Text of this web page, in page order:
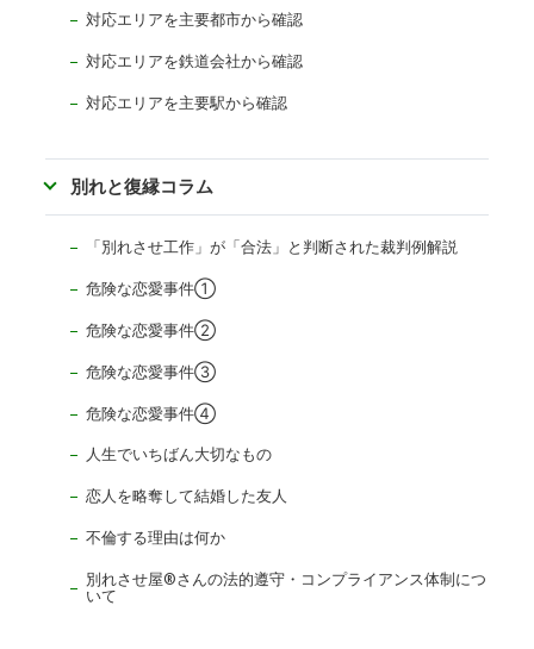
対応エリアを主要都市から確認
対応エリアを鉄道会社から確認
対応エリアを主要駅から確認
別れと復縁コラム
「別れさせ工作」が「合法」と判断された裁判例解説
危険な恋愛事件①
危険な恋愛事件②
危険な恋愛事件③
危険な恋愛事件④
人生でいちばん大切なもの
恋人を略奪して結婚した友人
不倫する理由は何か
別れさせ屋®さんの法的遵守・コンプライアンス体制につ
いて